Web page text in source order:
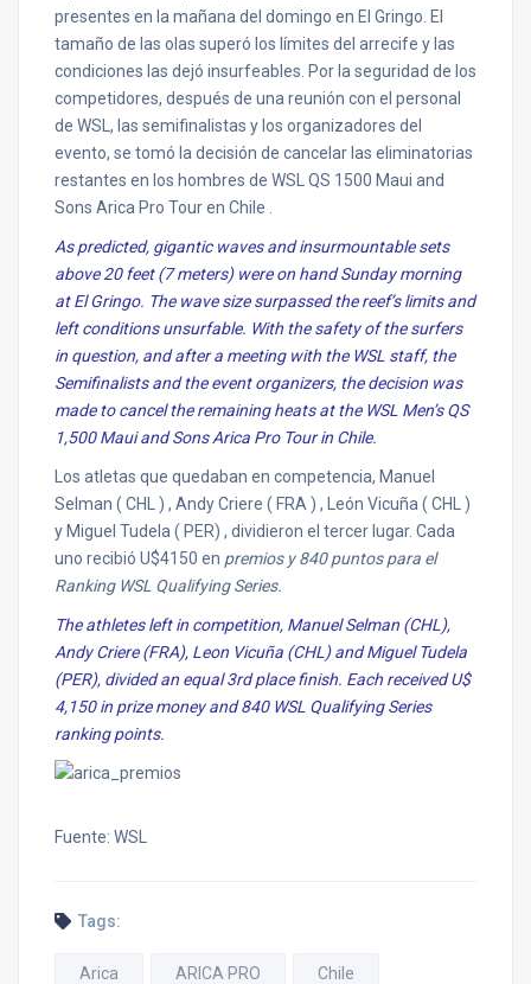
presentes en la mañana del domingo en El Gringo. El
tamaño de las olas superó los límites del arrecife y las
condiciones las dejó insurfeables. Por la seguridad de los
competidores, después de una reunión con el personal
de WSL, las semifinalistas y los organizadores del
evento, se tomó la decisión de cancelar las eliminatorias
restantes en los hombres de WSL QS 1500 Maui and
Sons Arica Pro Tour en Chile .
As predicted, gigantic waves and insurmountable sets
above 20 feet (7 meters) were on hand Sunday morning
at El Gringo. The wave size surpassed the reef’s limits and
left conditions unsurfable. With the safety of the surfers
in question, and after a meeting with the WSL staff, the
Semifinalists and the event organizers, the decision was
made to cancel the remaining heats at the WSL Men’s QS
1,500 Maui and Sons Arica Pro Tour in Chile.
Los atletas que quedaban en competencia, Manuel
Selman ( CHL ) , Andy Criere ( FRA ) , León Vicuña ( CHL )
y Miguel Tudela ( PER) , dividieron el tercer lugar. Cada
uno recibió U$4150 en premios y 840 puntos para el
Ranking WSL Qualifying Series.
The athletes left in competition, Manuel Selman (CHL),
Andy Criere (FRA), Leon Vicuña (CHL) and Miguel Tudela
(PER), divided an equal 3rd place finish. Each received U$
4,150 in prize money and 840 WSL Qualifying Series
ranking points.
Fuente: WSL
Tags:
Arica ARICA PRO Chile